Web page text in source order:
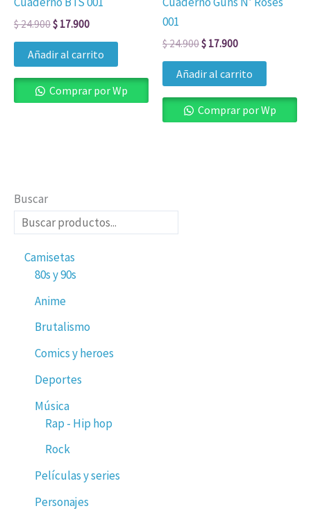
Buscar
Camisetas
80s y 90s
Anime
Brutalismo
Comics y heroes
Deportes
Música
Rap - Hip hop
Rock
Películas y series
Personajes
$24.900$ 17.900
Añadir al carrito
Comprar por Wp
001
$24.900$ 17.900
Añadir al carrito
Comprar por Wp